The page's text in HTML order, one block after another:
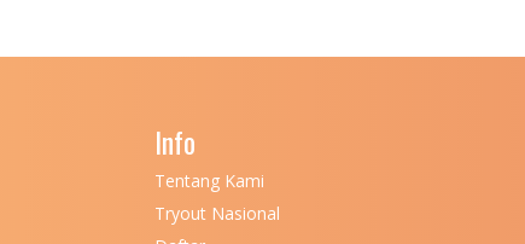
Info
Tentang Kami
Tryout Nasional